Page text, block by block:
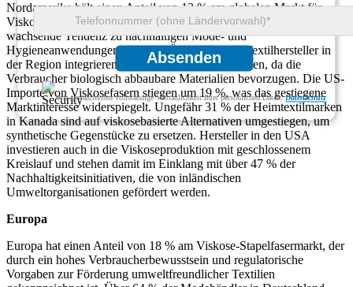
Absenden
Wir gewährleisten vollständige Vertraulichkeit Ihrer persönlichen Daten.Datenschutz
Nordamerika hält einen Anteil von 12 % am globalen Markt für
Viskose-Stapelfasern. Die Nachfrage wird vor allem durch die
wachsende Tendenz zu nachhaltigen Mode- und
Hygieneanwendungen befeuert. Über 54 % der Textilhersteller in
der Region integrieren Viskose in ihre Produktlinien, da die
Verbraucher biologisch abbaubare Materialien bevorzugen. Die US-
Importe von Viskosefasern stiegen um 19 %, was das gestiegene
Marktinteresse widerspiegelt. Ungefähr 31 % der Heimtextilmarken
in Kanada sind auf viskosebasierte Alternativen umgestiegen, um
synthetische Gegenstücke zu ersetzen. Hersteller in den USA
investieren auch in die Viskoseproduktion mit geschlossenem
Kreislauf und stehen damit im Einklang mit über 47 % der
Nachhaltigkeitsinitiativen, die von inländischen
Umweltorganisationen gefördert werden.
Europa
Europa hat einen Anteil von 18 % am Viskose-Stapelfasermarkt, der
durch ein hohes Verbraucherbewusstsein und regulatorische
Vorgaben zur Förderung umweltfreundlicher Textilien